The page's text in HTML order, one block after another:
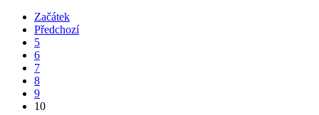
Začátek
Předchozí
5
6
7
8
9
10